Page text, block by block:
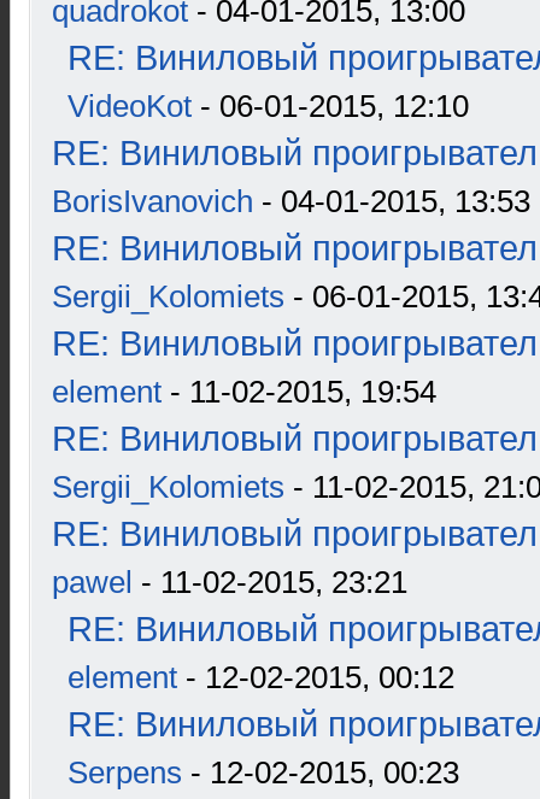
quadrokot - 04-01-2015, 13:00
RE: Виниловый
VideoKot - 06-01-2015, 12:10
RE: Виниловый
BorisIvanovich - 04-01-2015, 13:53
RE: Виниловый
Sergii_Kolomiets - 06-01-2015,
RE: Виниловый
element - 11-02-2015, 19:54
RE: Виниловый
Sergii_Kolomiets - 11-02-2015,
RE: Виниловый
pawel - 11-02-2015, 23:21
RE: Виниловый
element - 12-02-2015, 00:12
RE: Виниловый
Serpens - 12-02-2015, 00:23